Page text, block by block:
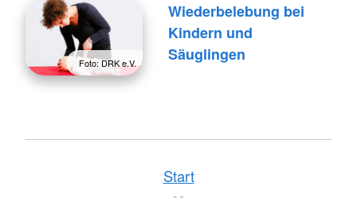
Foto: DRK e.V.
Wiederbelebung bei
Kindern und
Säuglingen
Start